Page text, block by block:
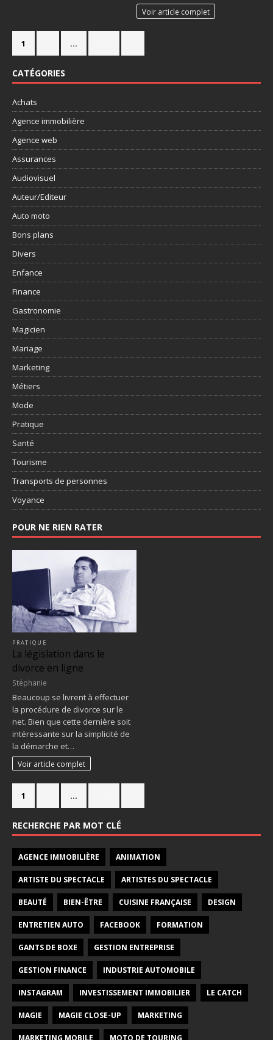
Voir article complet
1 …
CATÉGORIES
Achats
Agence immobilière
Agence web
Assurances
Audiovisuel
Auteur/Editeur
Auto moto
Bons plans
Divers
Enfance
Finance
Gastronomie
Magicien
Mariage
Marketing
Métiers
Mode
Pratique
Santé
Tourisme
Transports de personnes
Voyance
POUR NE RIEN RATER
PRATIQUE
La législation dans le
divorce en ligne
Stéphanie
Beaucoup se livrent à effectuer
la procédure de divorce sur le
net. Bien que cette dernière soit
intéressante sur la simplicité de
la démarche et…
Voir article complet
1 …
RECHERCHE PAR MOT CLÉ
AGENCE IMMOBILIÈRE ANIMATION
ARTISTE DU SPECTACLE ARTISTES DU SPECTACLE
BEAUTÉ BIEN-ÊTRE CUISINE FRANÇAISE DESIGN
ENTRETIEN AUTO FACEBOOK FORMATION
GANTS DE BOXE GESTION ENTREPRISE
GESTION FINANCE INDUSTRIE AUTOMOBILE
INSTAGRAM INVESTISSEMENT IMMOBILIER LE CATCH
MAGIE MAGIE CLOSE-UP MARKETING
MARKETING MOBILE MOTO DE TOURING